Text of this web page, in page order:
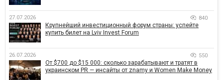
27.07.2026 840
Крупнейший инвестиционный форум страны: успейте
купить билет на Lviv Invest Forum
26.07.2026 550
От $700 до $15 000: сколько зарабатывают и тратят в
украинском PR — инсайты от znamy и Women Make Money